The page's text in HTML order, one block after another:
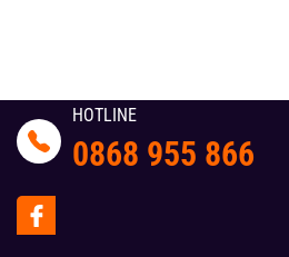
HOTLINE
0868 955 866